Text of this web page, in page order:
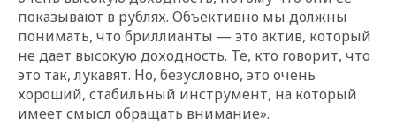
показывают в рублях. Объективно мы должны
понимать, что бриллианты — это актив, который
не дает высокую доходность. Те, кто говорит, что
это так, лукавят. Но, безусловно, это очень
хороший, стабильный инструмент, на который
имеет смысл обращать внимание».